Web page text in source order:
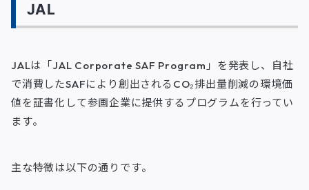
JAL
JALは「JAL Corporate SAF Program」を発表し、自社
で消費したSAFにより創出されるCO₂排出量削減の環境価
値を証書化して参画企業に提供するプログラムを行ってい
ます。
主な特徴は以下の通りです。